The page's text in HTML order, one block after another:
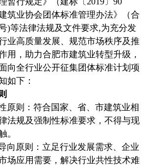
筑业协会团体标准管理办法》（合
)等法律法规及文件要求,为充分发
业高质量发展、规范市场秩序及推
用，助力合肥市建筑业转型升级，
向全行业公开征集团体标准计划项
如下：
则：符合国家、省、市建筑业相
法规及强制性标准要求，不得与现
。
原则：立足行业发展需求、企业
场应用需要，解决行业共性技术难